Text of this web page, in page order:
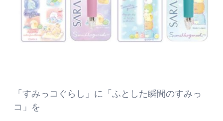
「すみっコぐらし」に「ふとした瞬間のすみっ
コ」を